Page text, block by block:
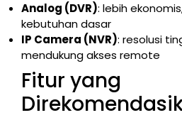
Analog (DVR): lebih
kebutuhan dasar
IP Camera (NVR): resolusi
mendukung akses remote
Fitur yang